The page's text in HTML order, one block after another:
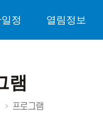
정 열림정보
램
프로그램